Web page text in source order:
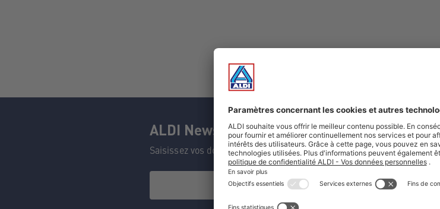
ALDI Newsletter
Saisissez vos données et ne manquez aucune de nos offres.